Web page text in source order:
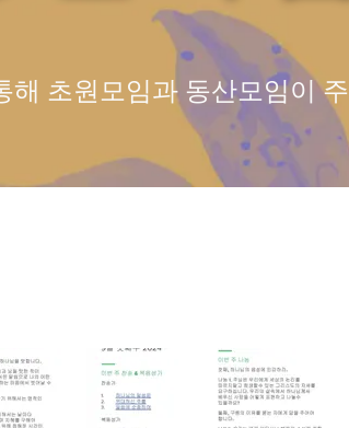
해 초원모임과 동산모임이